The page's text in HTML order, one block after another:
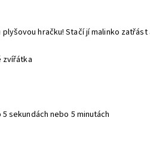
hračku! Stačí jí malinko
zvířátka
sekundách nebo 5 minutách